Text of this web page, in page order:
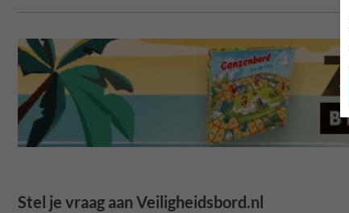
Stel je vraag aan Veiligheidsbord.nl